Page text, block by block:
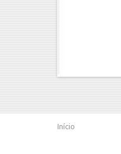
Início